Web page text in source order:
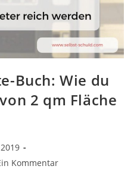
Buch: Wie du
2 qm Fläche
Kommentar